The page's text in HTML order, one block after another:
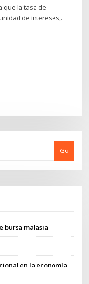
que la tasa de
de intereses,.
Go
bursa malasia
en la economía